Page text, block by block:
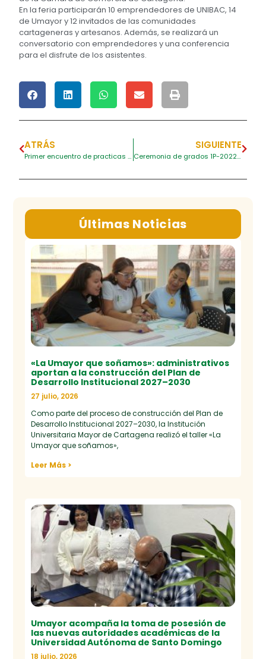
En la feria participarán 10 emprendedores de UNIBAC, 14
de Umayor y 12 invitados de las comunidades
cartageneras y artesanos. Además, se realizará un
conversatorio con emprendedores y una conferencia
para el disfrute de los asistentes.
ATRÁS
Primer encuentro de practicas un intercambio de ideas con el sector productivo
SIGUIENTE
Ceremonia de grados 1P-2022 cargada de muchas emociones
Últimas Noticias
«La Umayor que soñamos»: administrativos
aportan a la construcción del Plan de
Desarrollo Institucional 2027–2030
27 julio, 2026
Como parte del proceso de construcción del Plan de
Desarrollo Institucional 2027–2030, la Institución
Universitaria Mayor de Cartagena realizó el taller «La
Umayor que soñamos»,
Leer Más >
Umayor acompaña la toma de posesión de
las nuevas autoridades académicas de la
Universidad Autónoma de Santo Domingo
18 julio, 2026